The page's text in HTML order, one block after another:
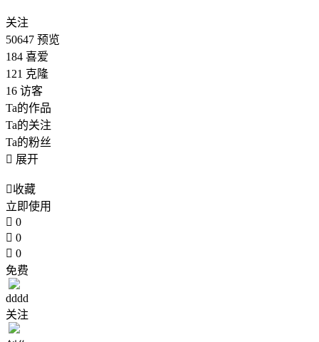
关注
50647 预览
184 喜爱
121 克隆
16 访客
Ta的作品
Ta的关注
Ta的粉丝
 展开
收藏
立即使用
 0
 0
 0
免费
dddd
关注